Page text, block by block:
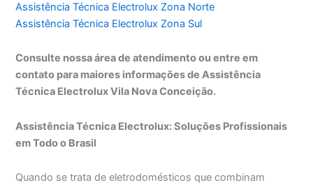
Assistência Técnica Electrolux Zona Norte
Assistência Técnica Electrolux Zona Sul
Consulte nossa área de atendimento ou entre em
contato para maiores informações de Assistência
Técnica Electrolux Vila Nova Conceição.
Assistência Técnica Electrolux: Soluções Profissionais
em Todo o Brasil
Quando se trata de eletrodomésticos que combinam